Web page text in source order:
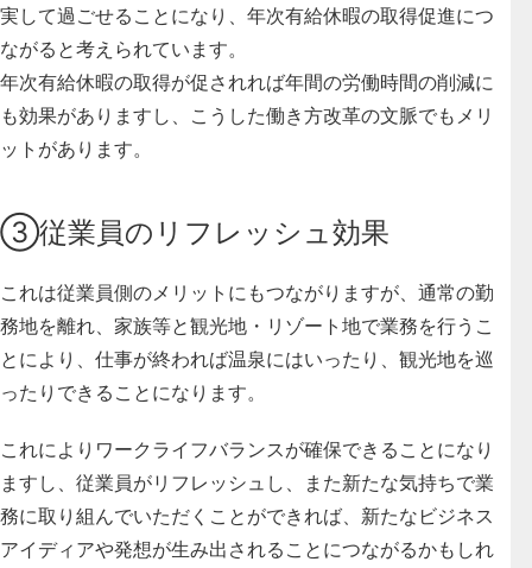
実して過ごせることになり、 年次有給休暇の取得促進につ
ながると考えられています。
年次有給休暇の取得が促されれば年間の労働時間の削減に
も効果がありますし、こうした働き方改革の文脈でもメリ
ットがあります。
③従業員のリフレッシュ効果
これは従業員側のメリットにもつながりますが、通常の勤
務地を離れ、家族等と観光地・リゾート地で業務を行うこ
とにより、仕事が終われば温泉にはいったり、観光地を巡
ったりできることになります。
これによりワークライフバランスが確保できることになり
ますし、従業員がリフレッシュし、また新たな気持ちで業
務に取り組んでいただくことができれば、新たなビジネス
アイディアや発想が生み出されることにつながるかもしれ